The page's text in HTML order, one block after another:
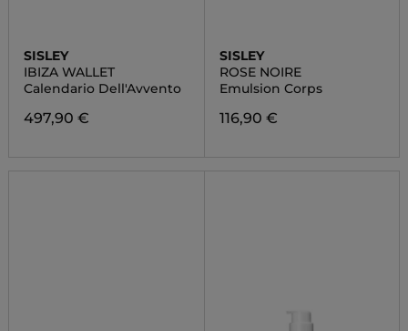
SISLEY
IBIZA WALLET
Calendario Dell'Avvento
497,90 €
SISLEY
ROSE NOIRE
Emulsion Corps
116,90 €